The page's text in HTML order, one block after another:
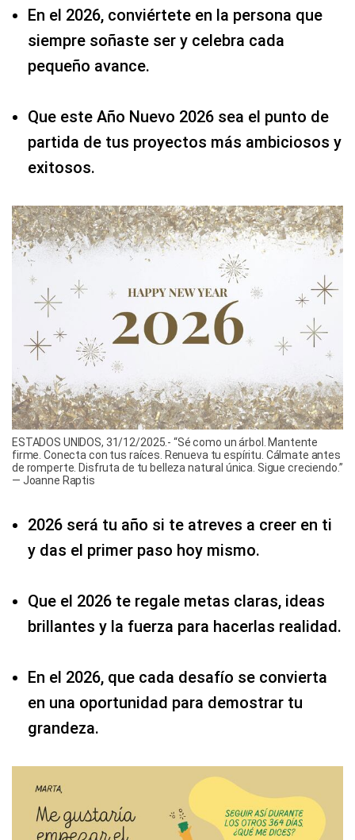
En el 2026, conviértete en la persona que
siempre soñaste ser y celebra cada
pequeño avance.
Que este Año Nuevo 2026 sea el punto de
partida de tus proyectos más ambiciosos y
exitosos.
ESTADOS UNIDOS, 31/12/2025.- “Sé como un árbol. Mantente
firme. Conecta con tus raíces. Renueva tu espíritu. Cálmate antes
de romperte. Disfruta de tu belleza natural única. Sigue creciendo.”
— Joanne Raptis
2026 será tu año si te atreves a creer en ti
y das el primer paso hoy mismo.
Que el 2026 te regale metas claras, ideas
brillantes y la fuerza para hacerlas realidad.
En el 2026, que cada desafío se convierta
en una oportunidad para demostrar tu
grandeza.